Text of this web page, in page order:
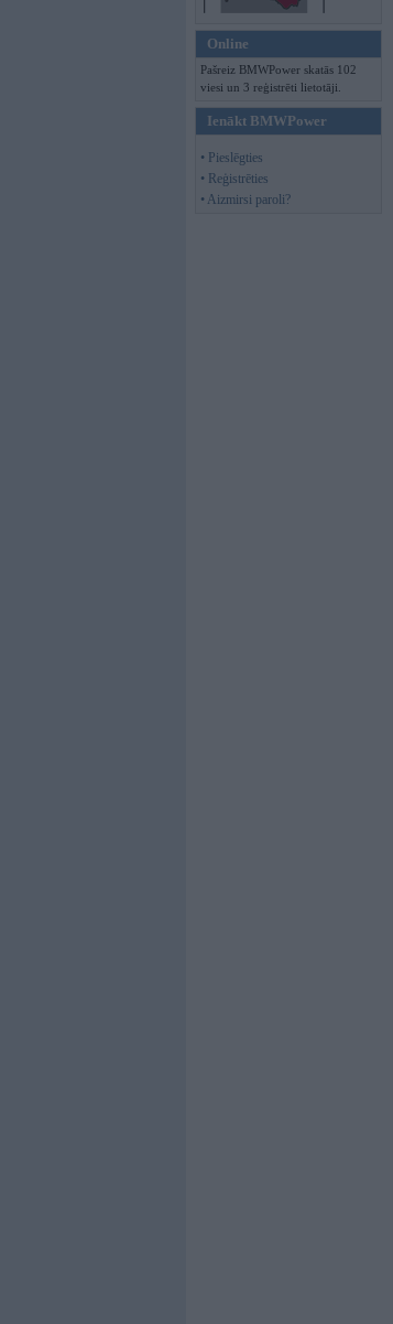
Online
Pašreiz BMWPower skatās 102
viesi un 3 reģistrēti lietotāji.
Ienākt BMWPower
• Pieslēgties
• Reģistrēties
• Aizmirsi paroli?